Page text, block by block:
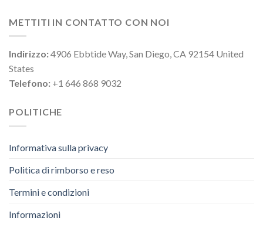
METTITI IN CONTATTO CON NOI
Indirizzo:4906 Ebbtide Way, San Diego, CA 92154 United
States
Telefono: +1 646 868 9032
POLITICHE
Informativa sulla privacy
Politica di rimborso e reso
Termini e condizioni
Informazioni